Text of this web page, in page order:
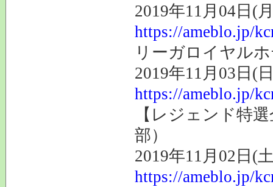
2019年11月04日(
https://ameblo.jp/
リーガロイヤル
2019年11月03日(
https://ameblo.jp/
【レジェンド特
部）
2019年11月02日(
https://ameblo.jp/